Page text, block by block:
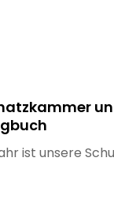
ist unsere